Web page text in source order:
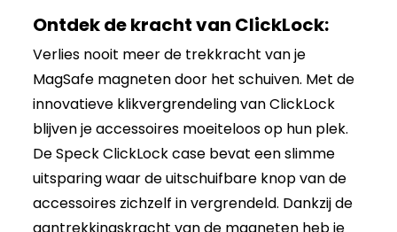
Ontdek de kracht van ClickLock:
Verlies nooit meer de trekkracht van je
MagSafe magneten door het schuiven. Met de
innovatieve klikvergrendeling van ClickLock
blijven je accessoires moeiteloos op hun plek.
De Speck ClickLock case bevat een slimme
uitsparing waar de uitschuifbare knop van de
accessoires zichzelf in vergrendeld. Dankzij de
aantrekkingskracht van de magneten heb je